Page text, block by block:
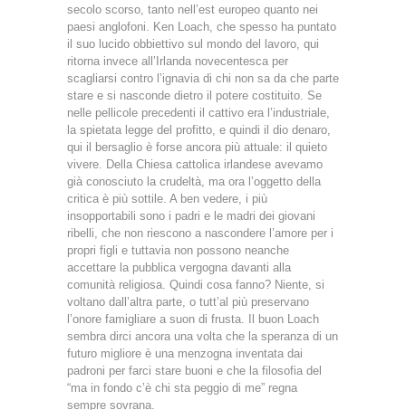
secolo scorso, tanto nell’est europeo quanto nei
paesi anglofoni. Ken Loach, che spesso ha puntato
il suo lucido obbiettivo sul mondo del lavoro, qui
ritorna invece all’Irlanda novecentesca per
scagliarsi contro l’ignavia di chi non sa da che parte
stare e si nasconde dietro il potere costituito. Se
nelle pellicole precedenti il cattivo era l’industriale,
la spietata legge del profitto, e quindi il dio denaro,
qui il bersaglio è forse ancora più attuale: il quieto
vivere. Della Chiesa cattolica irlandese avevamo
già conosciuto la crudeltà, ma ora l’oggetto della
critica è più sottile. A ben vedere, i più
insopportabili sono i padri e le madri dei giovani
ribelli, che non riescono a nascondere l’amore per i
propri figli e tuttavia non possono neanche
accettare la pubblica vergogna davanti alla
comunità religiosa. Quindi cosa fanno? Niente, si
voltano dall’altra parte, o tutt’al più preservano
l’onore famigliare a suon di frusta. Il buon Loach
sembra dirci ancora una volta che la speranza di un
futuro migliore è una menzogna inventata dai
padroni per farci stare buoni e che la filosofia del
“ma in fondo c’è chi sta peggio di me” regna
sempre sovrana.